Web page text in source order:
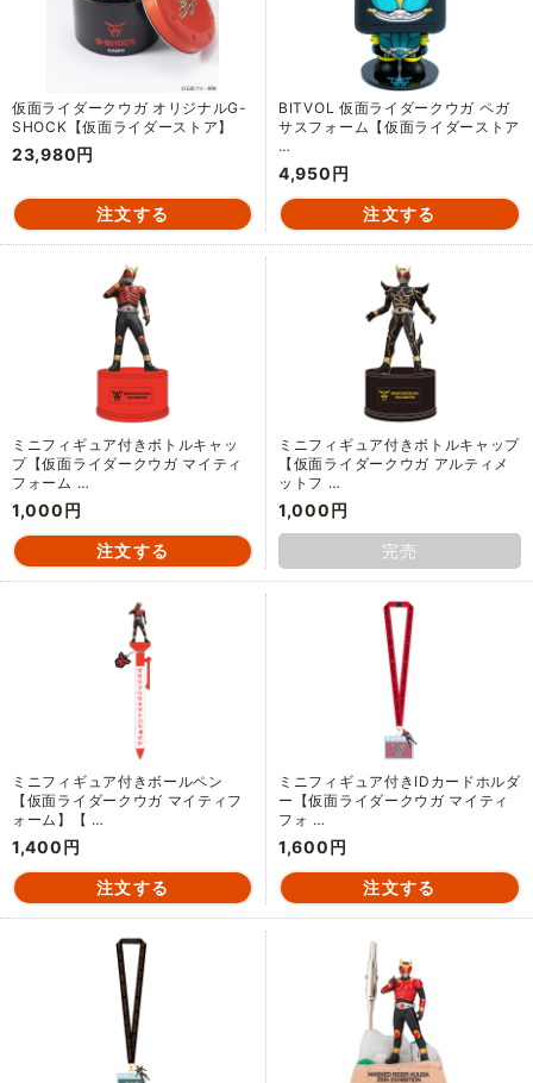
仮面ライダークウガ オリジナルG-
SHOCK【仮面ライダーストア】
23,980円
BITVOL 仮面ライダークウガ ペガ
サスフォーム【仮面ライダーストア
…
4,950円
ミニフィギュア付きボトルキャッ
プ【仮面ライダークウガ マイティ
フォーム …
1,000円
ミニフィギュア付きボトルキャップ
【仮面ライダークウガ アルティメ
ットフ …
1,000円
完売
ミニフィギュア付きボールペン
【仮面ライダークウガ マイティフ
ォーム】【 …
1,400円
ミニフィギュア付きIDカードホルダ
ー【仮面ライダークウガ マイティ
フォ …
1,600円